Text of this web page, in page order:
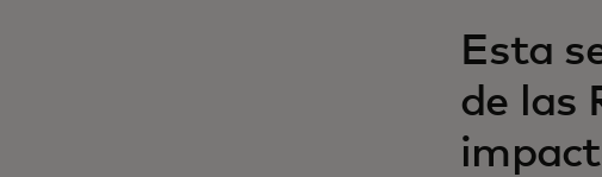
Esta
de las